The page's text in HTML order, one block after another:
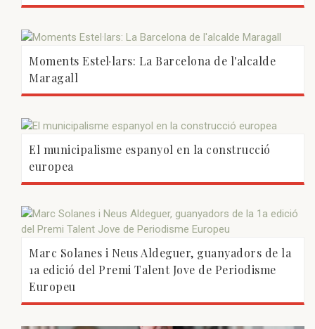
Moments Estel·lars: La Barcelona de l'alcalde
Maragall
El municipalisme espanyol en la construcció
europea
Marc Solanes i Neus Aldeguer, guanyadors de la
1a edició del Premi Talent Jove de Periodisme
Europeu